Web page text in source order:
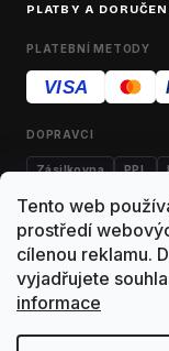
Tento web
prostředí
cílenou reklamu.
vyjadřujete
informace
PLATBY A
PLATEBNÍ METODY
VISA
DOPRAVCI
Zásilkovna PPL
Kontakty
Výdejní